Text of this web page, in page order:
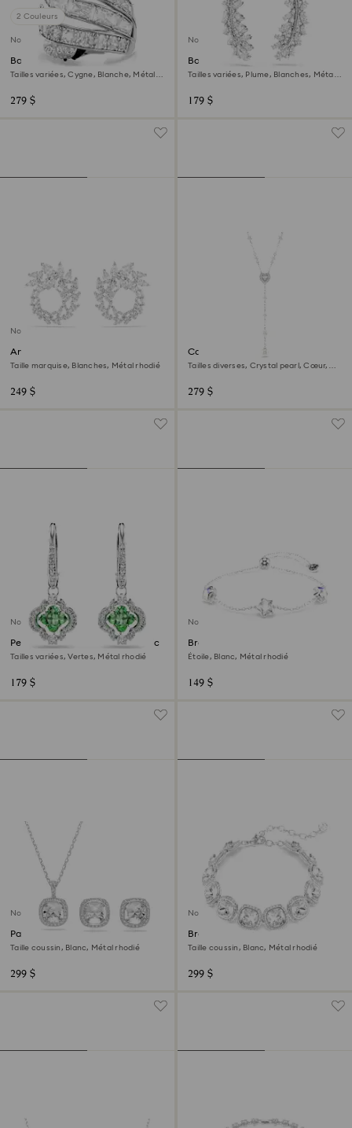
2 Couleurs
Nouveau
Bague cocktail Vienna
Tailles variées, Cygne, Blanche, Métal
279 $
Nouveau
Boucles d'oreilles Vienna
Tailles variées, Plume, Blanches, Métal
179 $
Nouveau
Anneaux d'oreilles Mesmera
Taille marquise, Blanches, Métal rhodié
249 $
Collier en Y Ariana Grande x
Swarovski
Tailles diverses, Crystal pearl, Cœur,
279 $
Nouveau
Pendants d'oreilles Una Angelic
Tailles variées, Vertes, Métal rhodié
179 $
Nouveau
Bracelet Chroma
Étoile, Blanc, Métal rhodié
149 $
Nouveau
Parure Una Angelic
Taille coussin, Blanc, Métal rhodié
299 $
Nouveau
Bracelet Una Angelic
Taille coussin, Blanc, Métal rhodié
299 $